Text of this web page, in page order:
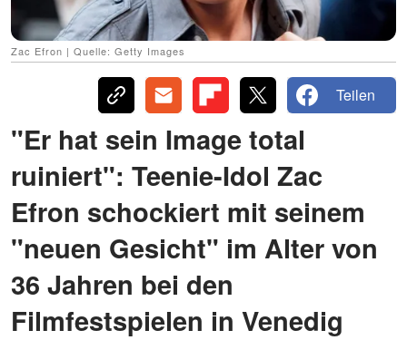
Zac Efron | Quelle: Getty Images
Teilen
"Er hat sein Image total
ruiniert": Teenie-Idol Zac
Efron schockiert mit seinem
"neuen Gesicht" im Alter von
36 Jahren bei den
Filmfestspielen in Venedig